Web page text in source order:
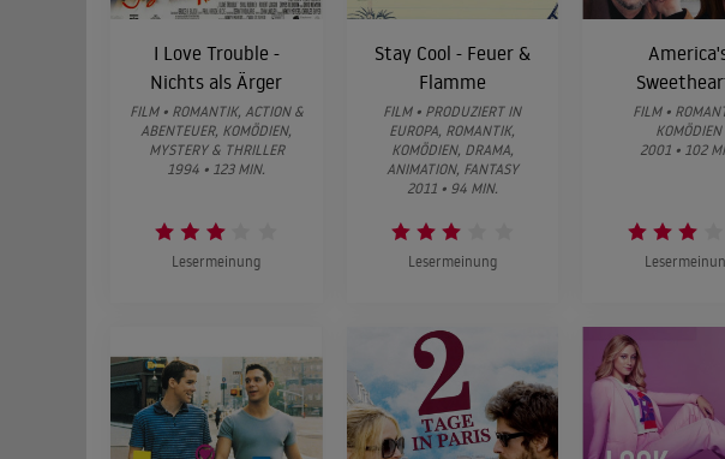
I Love Trouble -
Nichts als Ärger
FILM • ROMANTIK, ACTION &
ABENTEUER, KOMÖDIEN,
MYSTERY & THRILLER
1994 • 123 MIN.
Lesermeinung
Stay Cool - Feuer &
Flamme
FILM • PRODUZIERT IN
EUROPA, ROMANTIK,
KOMÖDIEN, DRAMA,
ANIMATION, FANTASY
2011 • 94 MIN.
Lesermeinung
FILM •
KOMÖDIEN
2001 • 102